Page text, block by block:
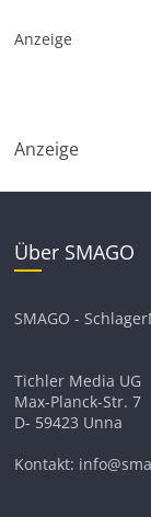
Anzeige
Anzeige
Über SMAGO
SMAGO -
Tichler Media UG
Max-Planck-Str. 7
D- 59423 Unna
Kontakt: